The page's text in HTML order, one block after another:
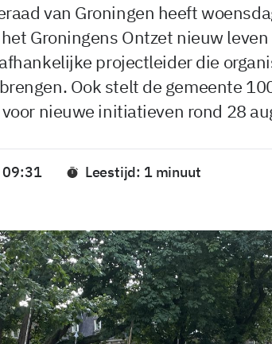
van Groningen heeft
Groningens Ontzet nieuw
projectleider die
Ook stelt de gemeente
nieuwe initiatieven rond 28
09:31 Leestijd: 1 minuut